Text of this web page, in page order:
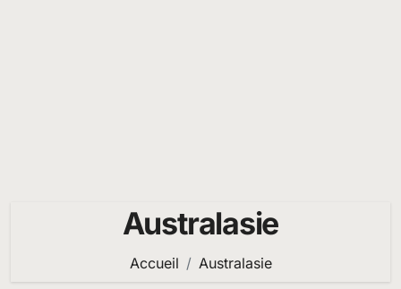
Australasie
Accueil Australasie